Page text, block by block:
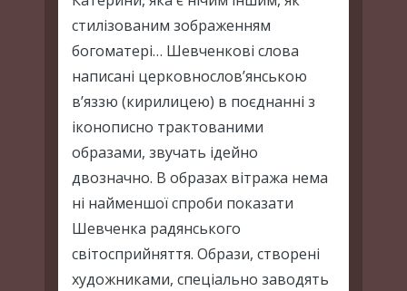
стилізованим зображенням
богоматері… Шевченкові слова
написані церковнослов’янською
в’яззю (кирилицею) в поєднанні з
іконописно трактованими
образами, звучать ідейно
двозначно. В образах вітража нема
ні найменшої спроби показати
Шевченка радянського
світосприйняття. Образи, створені
художниками, спеціально заводять